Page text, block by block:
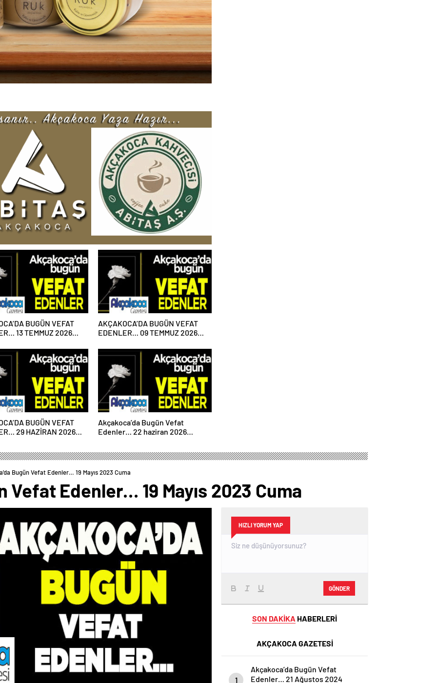
BUGÜN VEFAT
13 TEMMUZ 2026
AKÇAKOCA’DA BUGÜN VEFAT
EDENLER… 09 TEMMUZ 2026
BUGÜN VEFAT
29 HAZİRAN 2026
Akçakoca’da Bugün Vefat
Edenler… 22 haziran 2026
Bugün Vefat Edenler… 19 Mayıs 2023 Cuma
Vefat Edenler… 19 Mayıs 2023 Cuma
HIZLI YORUM YAP
GÖNDER
SON DAKİKA HABERLERİ
AKÇAKOCA GAZETESİ
1
Akçakoca’da Bugün Vefat
Edenler… 21 Ağustos 2024